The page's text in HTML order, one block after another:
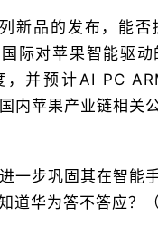
新品的发布，能
际对苹果智能驱
，并预计AI PC
内苹果产业链相关
一步巩固其在智能
道华为答不答应？（